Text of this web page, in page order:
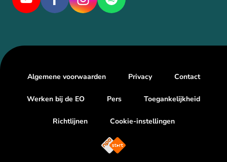
Algemene voorwaarden Privacy Contact
Werken bij de EO Pers Toegankelijkheid
Richtlijnen Cookie-instellingen